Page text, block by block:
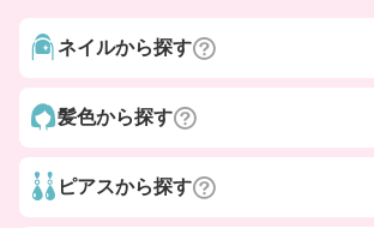
ネイルから探す
髪色から探す
ピアスから探す